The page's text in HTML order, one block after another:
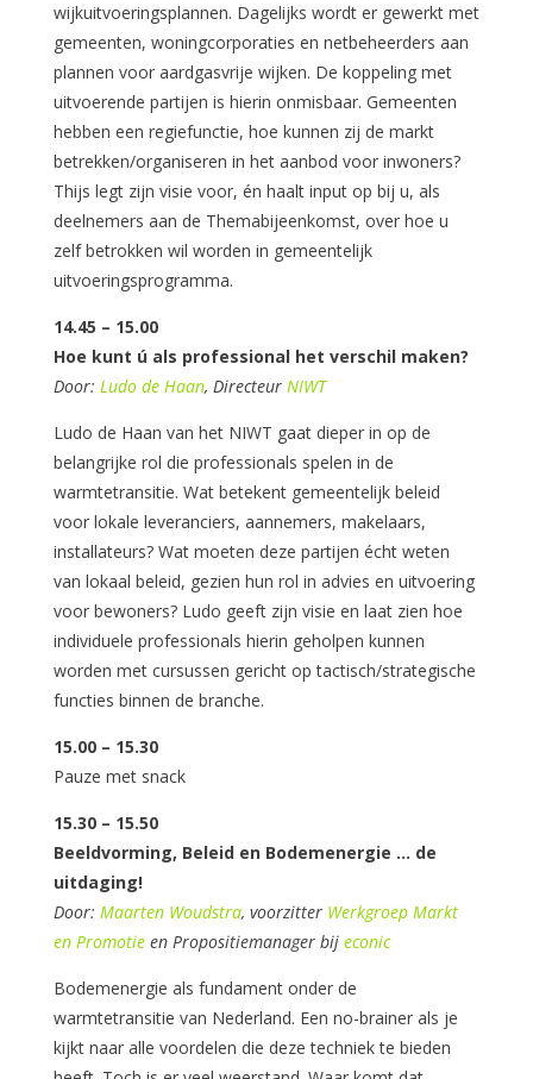
wijkuitvoeringsplannen. Dagelijks wordt er gewerkt met
gemeenten, woningcorporaties en netbeheerders aan
plannen voor aardgasvrije wijken. De koppeling met
uitvoerende partijen is hierin onmisbaar. Gemeenten
hebben een regiefunctie, hoe kunnen zij de markt
betrekken/organiseren in het aanbod voor inwoners?
Thijs legt zijn visie voor, én haalt input op bij u, als
deelnemers aan de Themabijeenkomst, over hoe u
zelf betrokken wil worden in gemeentelijk
uitvoeringsprogramma.
14.45 – 15.00
Hoe kunt ú als professional het verschil maken?
Door: Ludo de Haan, Directeur NIWT
Ludo de Haan van het NIWT gaat dieper in op de
belangrijke rol die professionals spelen in de
warmtetransitie. Wat betekent gemeentelijk beleid
voor lokale leveranciers, aannemers, makelaars,
installateurs? Wat moeten deze partijen écht weten
van lokaal beleid, gezien hun rol in advies en uitvoering
voor bewoners? Ludo geeft zijn visie en laat zien hoe
individuele professionals hierin geholpen kunnen
worden met cursussen gericht op tactisch/strategische
functies binnen de branche.
15.00 – 15.30
Pauze met snack
15.30 – 15.50
Beeldvorming, Beleid en Bodemenergie … de
uitdaging!
Door: Maarten Woudstra, voorzitter Werkgroep Markt
en Promotieen Propositiemanager bij econic
Bodemenergie als fundament onder de
warmtetransitie van Nederland. Een no-brainer als je
kijkt naar alle voordelen die deze techniek te bieden